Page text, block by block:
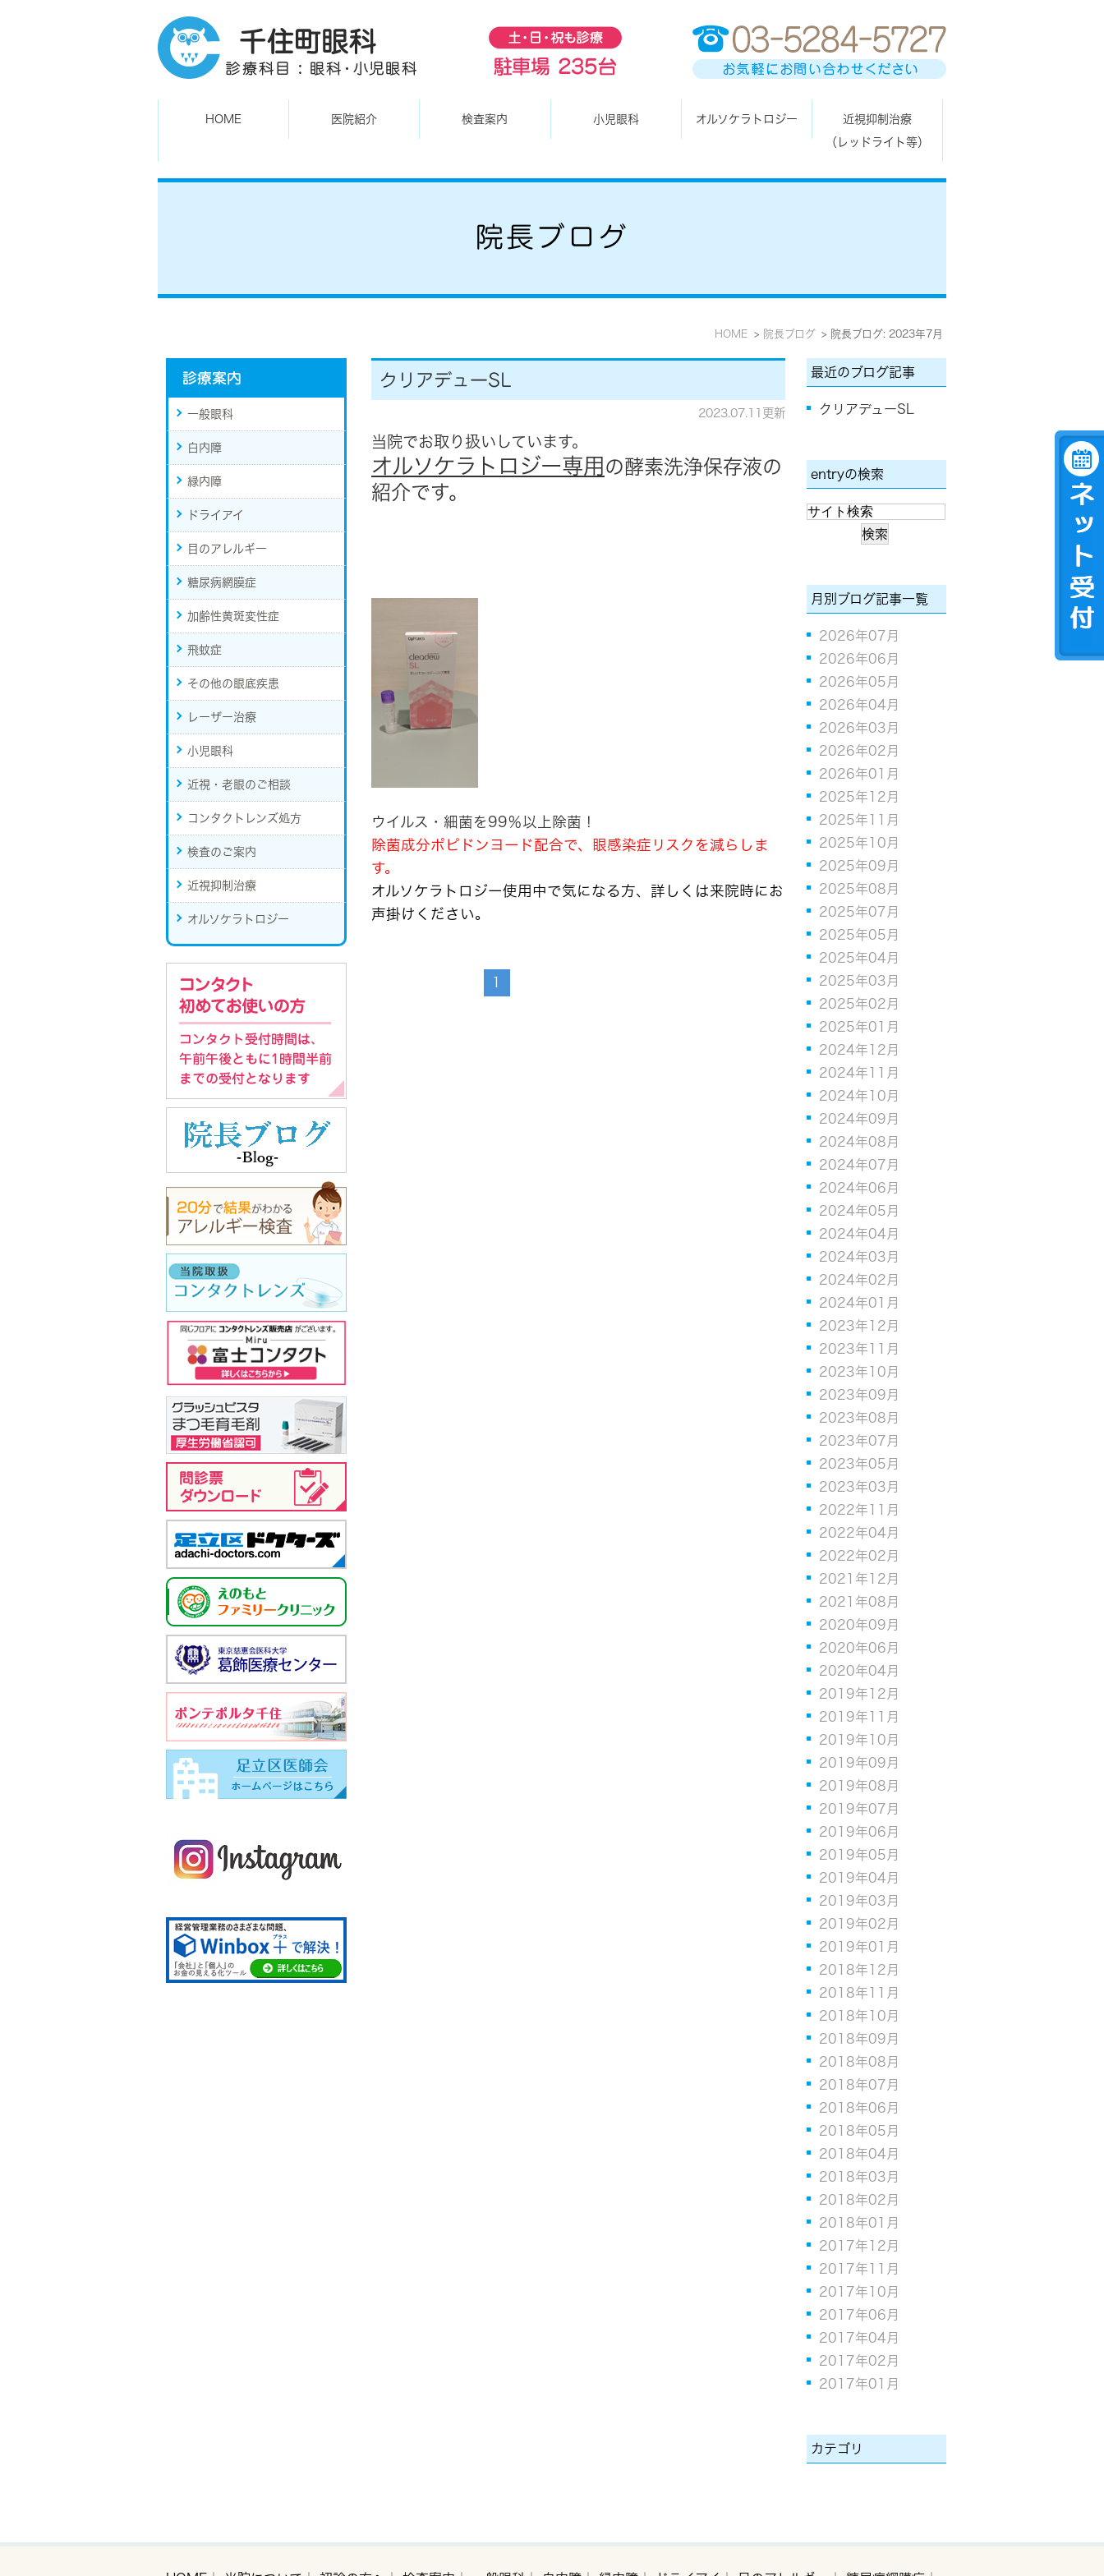
HOME 医院紹介 検査案内 小児眼科 オルソケラトロジー
近視抑制治療
（レッドライト等）
院長ブログ
HOME 院長ブログ 院長ブログ: 2023年7月
クリアデューSL
2023.07.11更新
当院でお取り扱いしています。
オルソケラトロジー専用 の酵素洗浄保存液の
紹介です。
ウイルス・細菌を99％以上除菌！
除菌成分ポピドンヨード配合で、眼感染症リスクを減らしま
す。
オルソケラトロジー使用中で気になる方、詳しくは来院時にお
声掛けください。
最近のブログ記事
クリアデューSL
entryの検索
月別ブログ記事一覧
2026年07月
2026年06月
2026年05月
2026年04月
2026年03月
2026年02月
2026年01月
2025年12月
2025年11月
2025年10月
2025年09月
2025年08月
2025年07月
2025年05月
2025年04月
2025年03月
2025年02月
2025年01月
2024年12月
2024年11月
2024年10月
2024年09月
2024年08月
2024年07月
2024年06月
2024年05月
2024年04月
2024年03月
2024年02月
2024年01月
2023年12月
2023年11月
2023年10月
2023年09月
2023年08月
2023年07月
2023年05月
2023年03月
2022年11月
2022年04月
2022年02月
2021年12月
2021年08月
2020年09月
2020年06月
2020年04月
2019年12月
2019年11月
2019年10月
2019年09月
2019年08月
2019年07月
2019年06月
2019年05月
2019年04月
2019年03月
2019年02月
2019年01月
2018年12月
2018年11月
2018年10月
2018年09月
2018年08月
2018年07月
2018年06月
2018年05月
2018年04月
2018年03月
2018年02月
2018年01月
2017年12月
2017年11月
2017年10月
2017年06月
2017年04月
2017年02月
2017年01月
カテゴリ
診療案内
一般眼科
白内障
緑内障
ドライアイ
目のアレルギー
糖尿病網膜症
加齢性黄斑変性症
飛蚊症
その他の眼底疾患
レーザー治療
小児眼科
近視・老眼のご相談
コンタクトレンズ処方
検査のご案内
近視抑制治療
オルソケラトロジー